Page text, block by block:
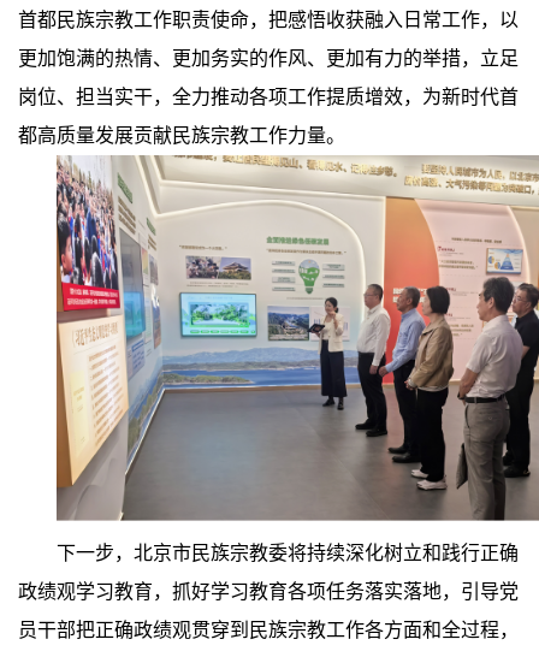
首都民族宗教工作职责使命，把感悟收获融入日常工作，以
更加饱满的热情、更加务实的作风、更加有力的举措，立足
岗位、担当实干，全力推动各项工作提质增效，为新时代首
都高质量发展贡献民族宗教工作力量。
下一步，北京市民族宗教委将持续深化树立和践行正确
政绩观学习教育，抓好学习教育各项任务落实落地，引导党
员干部把正确政绩观贯穿到民族宗教工作各方面和全过程，